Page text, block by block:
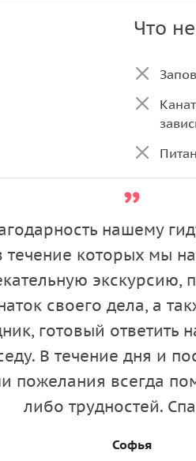
Что
нашему
течение которых мы
своего дела, а
готовый ответить
В течение дня и
пожелания всегда
либо трудностей.
Софья